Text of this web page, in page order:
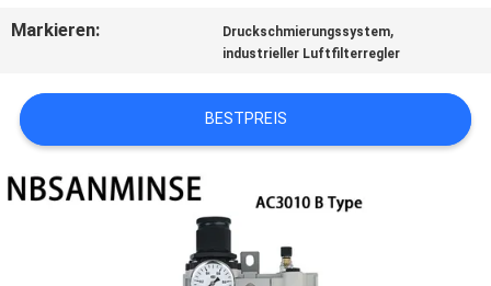
FORDERN
SIE EIN
ZITAT
Markieren: Druckschmierungssystem,
industrieller Luftfilterregler
BESTPREIS